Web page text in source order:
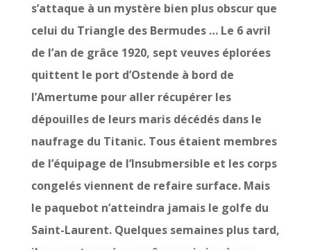
s’attaque à un mystère bien plus obscur que
celui du Triangle des Bermudes … Le 6 avril
de l’an de grâce 1920, sept veuves éplorées
quittent le port d’Ostende à bord de
l’Amertume pour aller récupérer les
dépouilles de leurs maris décédés dans le
naufrage du Titanic. Tous étaient membres
de l’équipage de l’Insubmersible et les corps
congelés viennent de refaire surface. Mais
le paquebot n’atteindra jamais le golfe du
Saint-Laurent. Quelques semaines plus tard,